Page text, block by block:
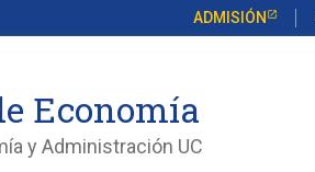
ADMISIÓN
Economía
y Administración UC